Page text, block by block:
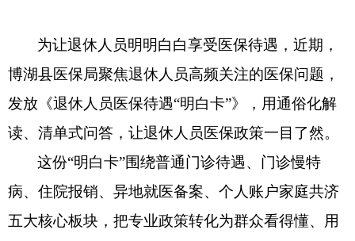
为让退休人员明明白白享受 医保待遇，近期，
博湖县医保局聚焦退休人员高频关注的医保问题，
发放《退休人员医保待遇“明白卡”》，用通俗化解
读、清单式问答，让退休人员医保政策一目了然。
这份“明白卡”围绕普通门诊待遇、门诊慢特
病、住院报销、异地就医备案、个人账户家庭共济
五大核心板块，把专业政策转化为群众看得懂、用